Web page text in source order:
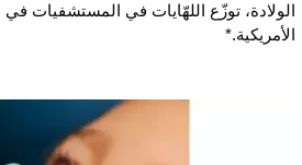
الولادة، توزّع اللهّايات في المستشفيات في
الأمريكية.*